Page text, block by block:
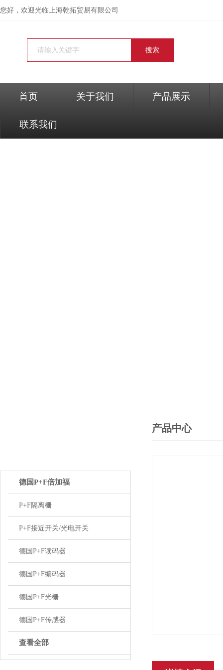
您好，欢迎光临上海乾拓贸易有限公司
首页 关于我们 产品展示
联系我们
德国P+F倍加福
P+F隔离栅
P+F接近开关/光电开关
德国P+F读码器
德国P+F编码器
德国P+F光栅
德国P+F传感器
查看全部
产品中心